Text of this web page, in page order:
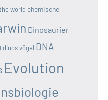
world chemische
Dinosaurier
dinos vögel DNA
Evolution